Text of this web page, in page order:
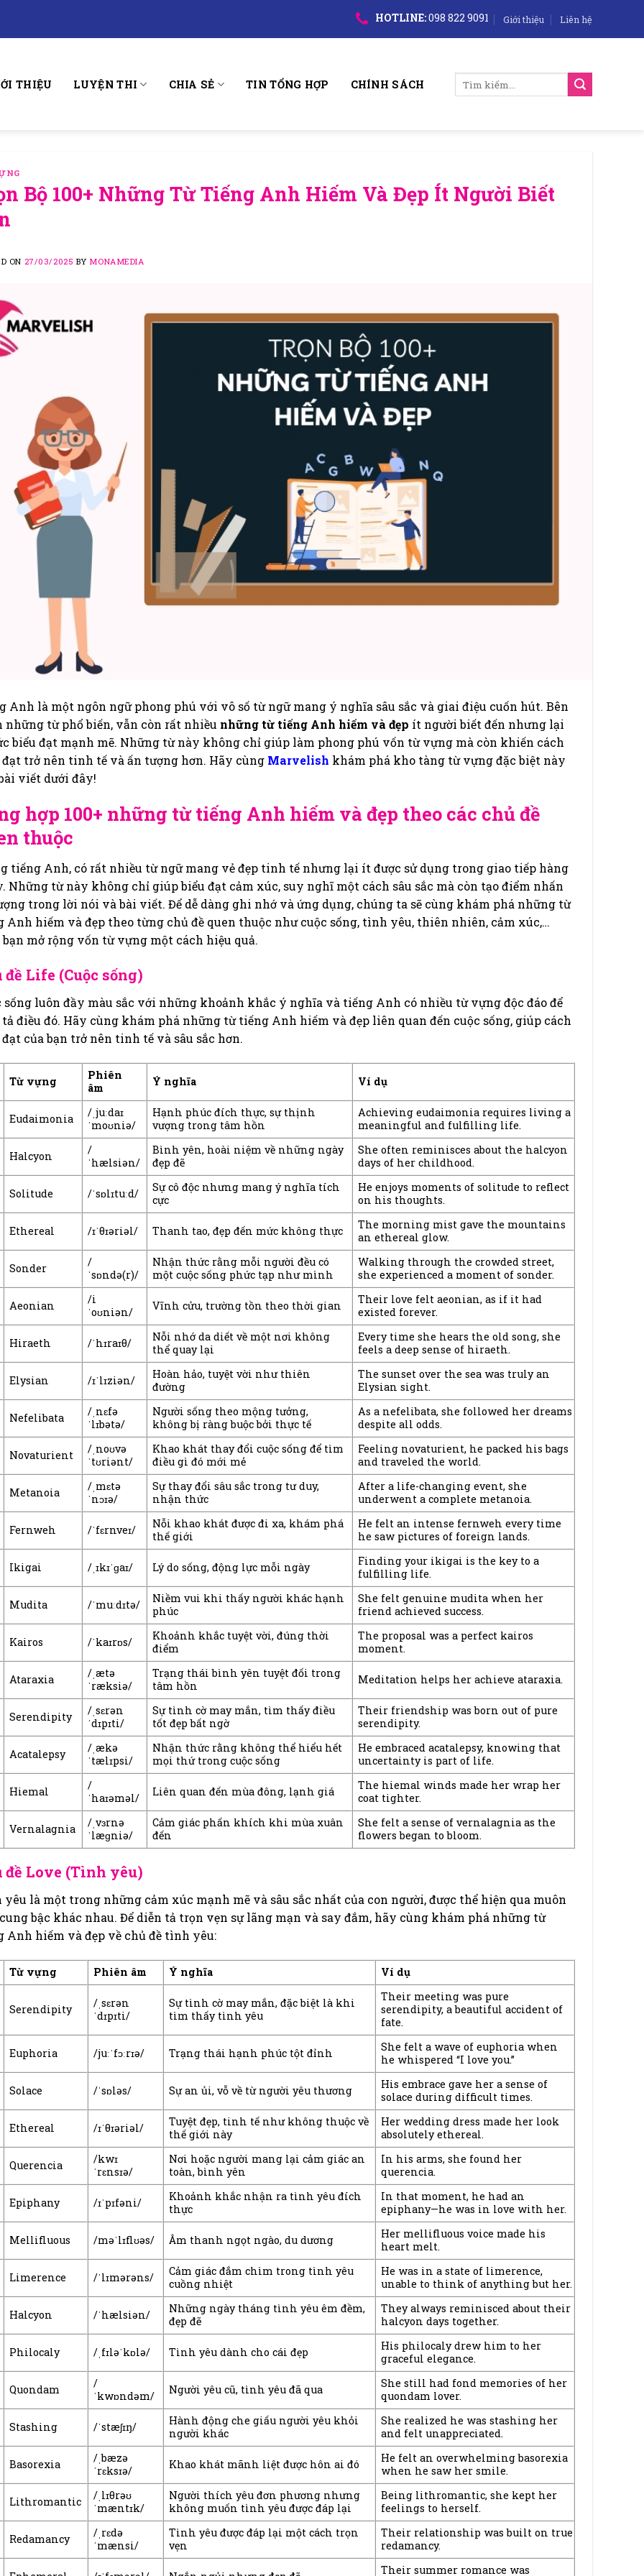
HOTLINE:098 822 9091 Giới thiệu Liên hệ
THIỆU LUYỆN THI CHIA SẺ TIN TỔNG HỢP CHÍNH SÁCH
Tìm
Bộ 100+ Những Từ Tiếng Anh Hiếm Và Đẹp Ít Người Biết
ON 27/03/2025 BY MONAMEDIA
Anh là một ngôn ngữ phong phú với vô số từ ngữ mang ý nghĩa sâu sắc và giai điệu cuốn hút. Bên
những từ phổ biến, vẫn còn rất nhiều những từ tiếng Anh hiếm và đẹp ít người biết đến nhưng lại
biểu đạt mạnh mẽ. Những từ này không chỉ giúp làm phong phú vốn từ vựng mà còn khiến cách
đạt trở nên tinh tế và ấn tượng hơn. Hãy cùng Marvelish khám phá kho tàng từ vựng đặc biệt này
viết dưới đây!
hợp 100+ những từ tiếng Anh hiếm và đẹp theo các chủ đề
thuộc
tiếng Anh, có rất nhiều từ ngữ mang vẻ đẹp tinh tế nhưng lại ít được sử dụng trong giao tiếp hàng
Những từ này không chỉ giúp biểu đạt cảm xúc, suy nghĩ một cách sâu sắc mà còn tạo điểm nhấn
trong lời nói và bài viết. Để dễ dàng ghi nhớ và ứng dụng, chúng ta sẽ cùng khám phá những từ
Anh hiếm và đẹp theo từng chủ đề quen thuộc như cuộc sống, tình yêu, thiên nhiên, cảm xúc,…
mở rộng vốn từ vựng một cách hiệu quả.
đề Life (Cuộc sống)
sống luôn đầy màu sắc với những khoảnh khắc ý nghĩa và tiếng Anh có nhiều từ vựng độc đáo để
điều đó. Hãy cùng khám phá những từ tiếng Anh hiếm và đẹp liên quan đến cuộc sống, giúp cách
của bạn trở nên tinh tế và sâu sắc hơn.
Từ vựng
Phiên
âm
Ý nghĩa Ví dụ
Eudaimonia
/ˌjuːdaɪ
ˈmoʊniə/
Hạnh phúc đích thực, sự thịnh
vượng trong tâm hồn
Achieving eudaimonia requires living a
meaningful and fulfilling life.
Halcyon
/
ˈhælsiən/
Bình yên, hoài niệm về những ngày
đẹp đẽ
She often reminisces about the halcyon
days of her childhood.
Solitude /ˈsɒlɪtuːd/
Sự cô độc nhưng mang ý nghĩa tích
cực
He enjoys moments of solitude to reflect
on his thoughts.
Ethereal /ɪˈθɪəriəl/ Thanh tao, đẹp đến mức không thực
The morning mist gave the mountains
an ethereal glow.
Sonder
/
ˈsɒndə(r)/
Nhận thức rằng mỗi người đều có
một cuộc sống phức tạp như mình
Walking through the crowded street,
she experienced a moment of sonder.
Aeonian
/i
ˈoʊniən/
Vĩnh cửu, trường tồn theo thời gian
Their love felt aeonian, as if it had
existed forever.
Hiraeth /ˈhɪraɪθ/
Nỗi nhớ da diết về một nơi không
thể quay lại
Every time she hears the old song, she
feels a deep sense of hiraeth.
Elysian /ɪˈlɪziən/
Hoàn hảo, tuyệt vời như thiên
đường
The sunset over the sea was truly an
Elysian sight.
Nefelibata
/ˌnɛfə
ˈlɪbətə/
Người sống theo mộng tưởng,
không bị ràng buộc bởi thực tế
As a nefelibata, she followed her dreams
despite all odds.
Novaturient
/ˌnoʊvə
ˈtʊriənt/
Khao khát thay đổi cuộc sống để tìm
điều gì đó mới mẻ
Feeling novaturient, he packed his bags
and traveled the world.
Metanoia
/ˌmɛtə
ˈnɔɪə/
Sự thay đổi sâu sắc trong tư duy,
nhận thức
After a life-changing event, she
underwent a complete metanoia.
Fernweh /ˈfɛrnveɪ/
Nỗi khao khát được đi xa, khám phá
thế giới
He felt an intense fernweh every time
he saw pictures of foreign lands.
Ikigai /ˌɪkɪˈɡaɪ/ Lý do sống, động lực mỗi ngày
Finding your ikigai is the key to a
fulfilling life.
Mudita /ˈmuːdɪtə/
Niềm vui khi thấy người khác hạnh
phúc
She felt genuine mudita when her
friend achieved success.
Kairos /ˈkaɪrɒs/
Khoảnh khắc tuyệt vời, đúng thời
điểm
The proposal was a perfect kairos
moment.
Ataraxia
/ˌætə
ˈræksiə/
Trạng thái bình yên tuyệt đối trong
tâm hồn
Meditation helps her achieve ataraxia.
Serendipity
/ˌsɛrən
ˈdɪpɪti/
Sự tình cờ may mắn, tìm thấy điều
tốt đẹp bất ngờ
Their friendship was born out of pure
serendipity.
Acatalepsy
/ˌækə
ˈtælɪpsi/
Nhận thức rằng không thể hiểu hết
mọi thứ trong cuộc sống
He embraced acatalepsy, knowing that
uncertainty is part of life.
Hiemal
/
ˈhaɪəməl/
Liên quan đến mùa đông, lạnh giá
The hiemal winds made her wrap her
coat tighter.
Vernalagnia
/ˌvɜrnə
ˈlæɡniə/
Cảm giác phấn khích khi mùa xuân
đến
She felt a sense of vernalagnia as the
flowers began to bloom.
đề Love (Tình yêu)
là một trong những cảm xúc mạnh mẽ và sâu sắc nhất của con người, được thể hiện qua muôn
bậc khác nhau. Để diễn tả trọn vẹn sự lãng mạn và say đắm, hãy cùng khám phá những từ
Anh hiếm và đẹp về chủ đề tình yêu:
Từ vựng Phiên âm Ý nghĩa Ví dụ
Serendipity
/ˌsɛrən
ˈdɪpɪti/
Sự tình cờ may mắn, đặc biệt là khi
tìm thấy tình yêu
Their meeting was pure
serendipity, a beautiful accident of
fate.
Euphoria /juːˈfɔːrɪə/ Trạng thái hạnh phúc tột đỉnh
She felt a wave of euphoria when
he whispered “I love you.”
Solace /ˈsɒləs/ Sự an ủi, vỗ về từ người yêu thương
His embrace gave her a sense of
solace during difficult times.
Ethereal /ɪˈθɪəriəl/
Tuyệt đẹp, tinh tế như không thuộc về
thế giới này
Her wedding dress made her look
absolutely ethereal.
Querencia
/kwɪ
ˈrɛnsɪə/
Nơi hoặc người mang lại cảm giác an
toàn, bình yên
In his arms, she found her
querencia.
Epiphany /ɪˈpɪfəni/
Khoảnh khắc nhận ra tình yêu đích
thực
In that moment, he had an
epiphany—he was in love with her.
Mellifluous /məˈlɪflʊəs/ Âm thanh ngọt ngào, du dương
Her mellifluous voice made his
heart melt.
Limerence /ˈlɪmərəns/
Cảm giác đắm chìm trong tình yêu
cuồng nhiệt
He was in a state of limerence,
unable to think of anything but her.
Halcyon /ˈhælsiən/
Những ngày tháng tình yêu êm đềm,
đẹp đẽ
They always reminisced about their
halcyon days together.
Philocaly /ˌfɪləˈkɒlə/ Tình yêu dành cho cái đẹp
His philocaly drew him to her
graceful elegance.
Quondam
/
ˈkwɒndəm/
Người yêu cũ, tình yêu đã qua
She still had fond memories of her
quondam lover.
Stashing /ˈstæʃɪŋ/
Hành động che giấu người yêu khỏi
người khác
She realized he was stashing her
and felt unappreciated.
Basorexia
/ˌbæzə
ˈrɛksɪə/
Khao khát mãnh liệt được hôn ai đó
He felt an overwhelming basorexia
when he saw her smile.
Lithromantic
/ˌlɪθrəʊ
ˈmæntɪk/
Người thích yêu đơn phương nhưng
không muốn tình yêu được đáp lại
Being lithromantic, she kept her
feelings to herself.
Redamancy
/ˌrɛdə
ˈmænsi/
Tình yêu được đáp lại một cách trọn
vẹn
Their relationship was built on true
redamancy.
Their summer romance was